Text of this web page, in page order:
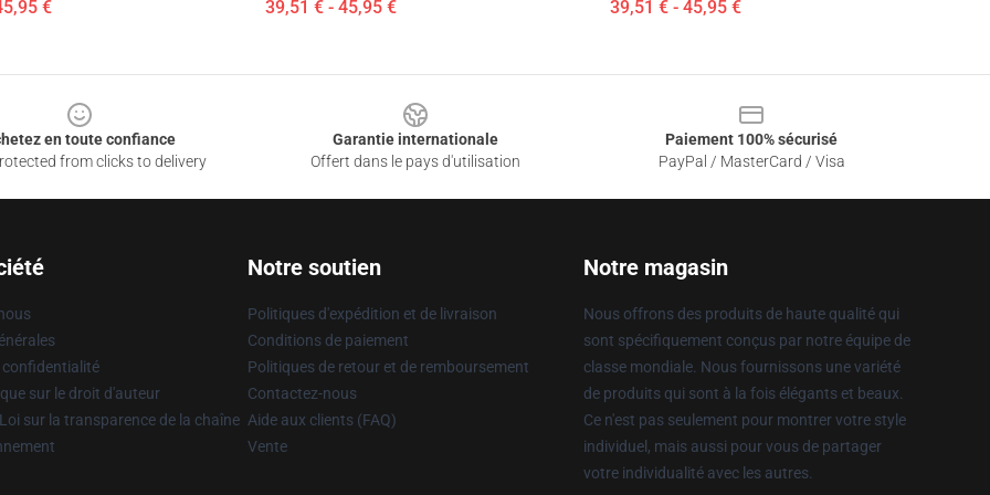
€ 39,51 € - 45,95 € 39,51 € - 45,95 €
en toute confiance
from clicks to delivery
Garantie internationale
Offert dans le pays d'utilisation
Paiement 100% sécurisé
PayPal / MasterCard / Visa
confidentialité
sur le droit d'auteur
sur la transparence de la chaîne
Notre soutien
Politiques d'expédition et de livraison
Conditions de paiement
Politiques de retour et de remboursement
Contactez-nous
Aide aux clients (FAQ)
Vente
Notre magasin
Nous offrons des produits de haute qualité qui
sont spécifiquement conçus par notre équipe de
classe mondiale. Nous fournissons une variété
de produits qui sont à la fois élégants et beaux.
Ce n'est pas seulement pour montrer votre style
individuel, mais aussi pour vous de partager
votre individualité avec les autres.